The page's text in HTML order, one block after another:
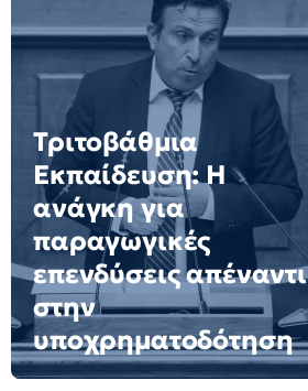
Τριτοβάθμια
Εκπαίδευση: Η
ανάγκη για
παραγωγικές
επενδύσεις απέναντι
στην
υποχρηματοδότηση